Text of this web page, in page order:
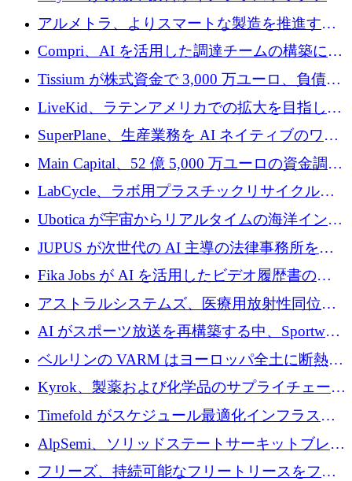
プラットフォームを拡張するために 242 万ユ
ーロを調達
アルメトラ、よりスマートな製造を推進する
ためにシリーズ A で 1,630 万ユーロを確保
Compri、AI を活用した調達チームの構築に
320 万ユーロを確保
Tissium が株式資金で 3,000 万ユーロ、負債で
3,000 万ユーロを調達
LiveKid、ラテンアメリカでの拡大を目指して
Aldea を買収
SuperPlane、生産業務を AI ネイティブのワー
クフロー層に変えるために 260 万ドルを確保
Main Capital、52 億 5,000 万ユーロの資金調達
でエンタープライズ ソフトウェアの開発を倍
LabCycle、ラボ用プラスチックリサイクルシ
ステムを商業化し、焼却廃棄物を削減するた
めに43万ポンドを確保
Ubotica が宇宙からリアルタイムの海洋インテ
リジェンスを拡張するために 1,100 万ドルを
JUPUS が次世代の AI 主導の法律事務所を強
化するために 1,300 万ユーロを調達
Fika Jobs が AI を活用したビデオ履歴書のた
めに 400 万ドルを調達
アストラルシステムズ、医療用放射性同位元
素の世界的な不足に対処するために2,300万ポ
ンドを調達
AI がスポーツ放送を再構築する中、Sportway
が 2,000 万ユーロを調達
ベルリンの VARM はヨーロッパ全土に断熱材
を拡張するために 1,750 万ユーロを投資
Kyrok、製薬および化学品のサプライチェーン
に AI を導入するために 310 万ユーロを確保
Timefold がスケジュール最適化インフラスト
ラクチャを拡張するためにシリーズ A で
1,300 万ドルを調達
AlpSemi、ソリッドステートサーキットブレー
カー技術の進歩のために1,700万ユーロを調達
フリーズ、持続可能なフリートリースをフラ